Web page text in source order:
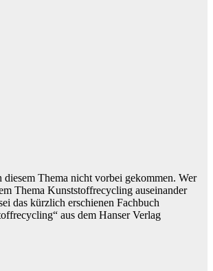
Thema nicht vorbei gekommen. Wer
Thema Kunststoffrecycling auseinander
das kürzlich erschienen Fachbuch
aus dem Hanser Verlag